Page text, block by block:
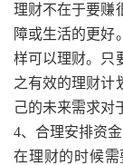
理财不在于要赚
障或生活的更好
样可以理财。只
之有效的理财计
己的未来需求对
4、合理安排资
在理财的时候